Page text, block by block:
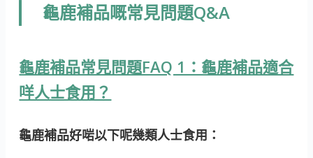
龜鹿補品嘅常見問題Q&A
龜鹿補品常見問題FAQ 1：龜鹿補品適合
咩人士食用？
龜鹿補品好啱以下呢幾類人士食用：